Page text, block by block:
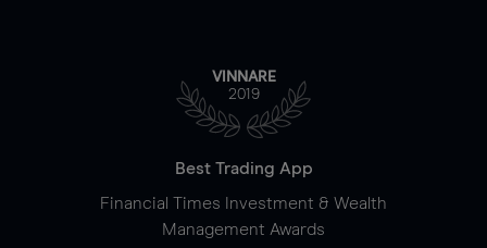
VINNARE
2019
Best Trading App
Financial Times Investment & Wealth
Management Awards